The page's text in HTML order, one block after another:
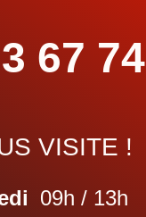
67 74
VISITE !
09h / 13h